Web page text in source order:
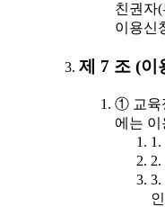
친권자
이용신
제 7 조 (이
① 교육
에는
3.